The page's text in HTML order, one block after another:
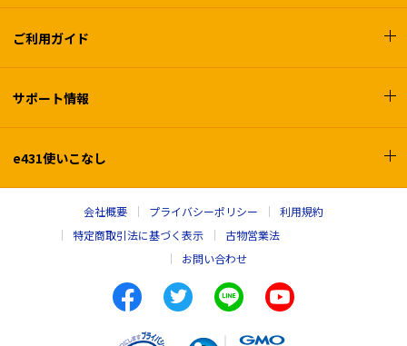
ご利用ガイド
サポート情報
e431使いこなし
会社概要 プライバシーポリシー
利用規約
特定商取引法に基づく表示
古物営業法
お問い合わせ